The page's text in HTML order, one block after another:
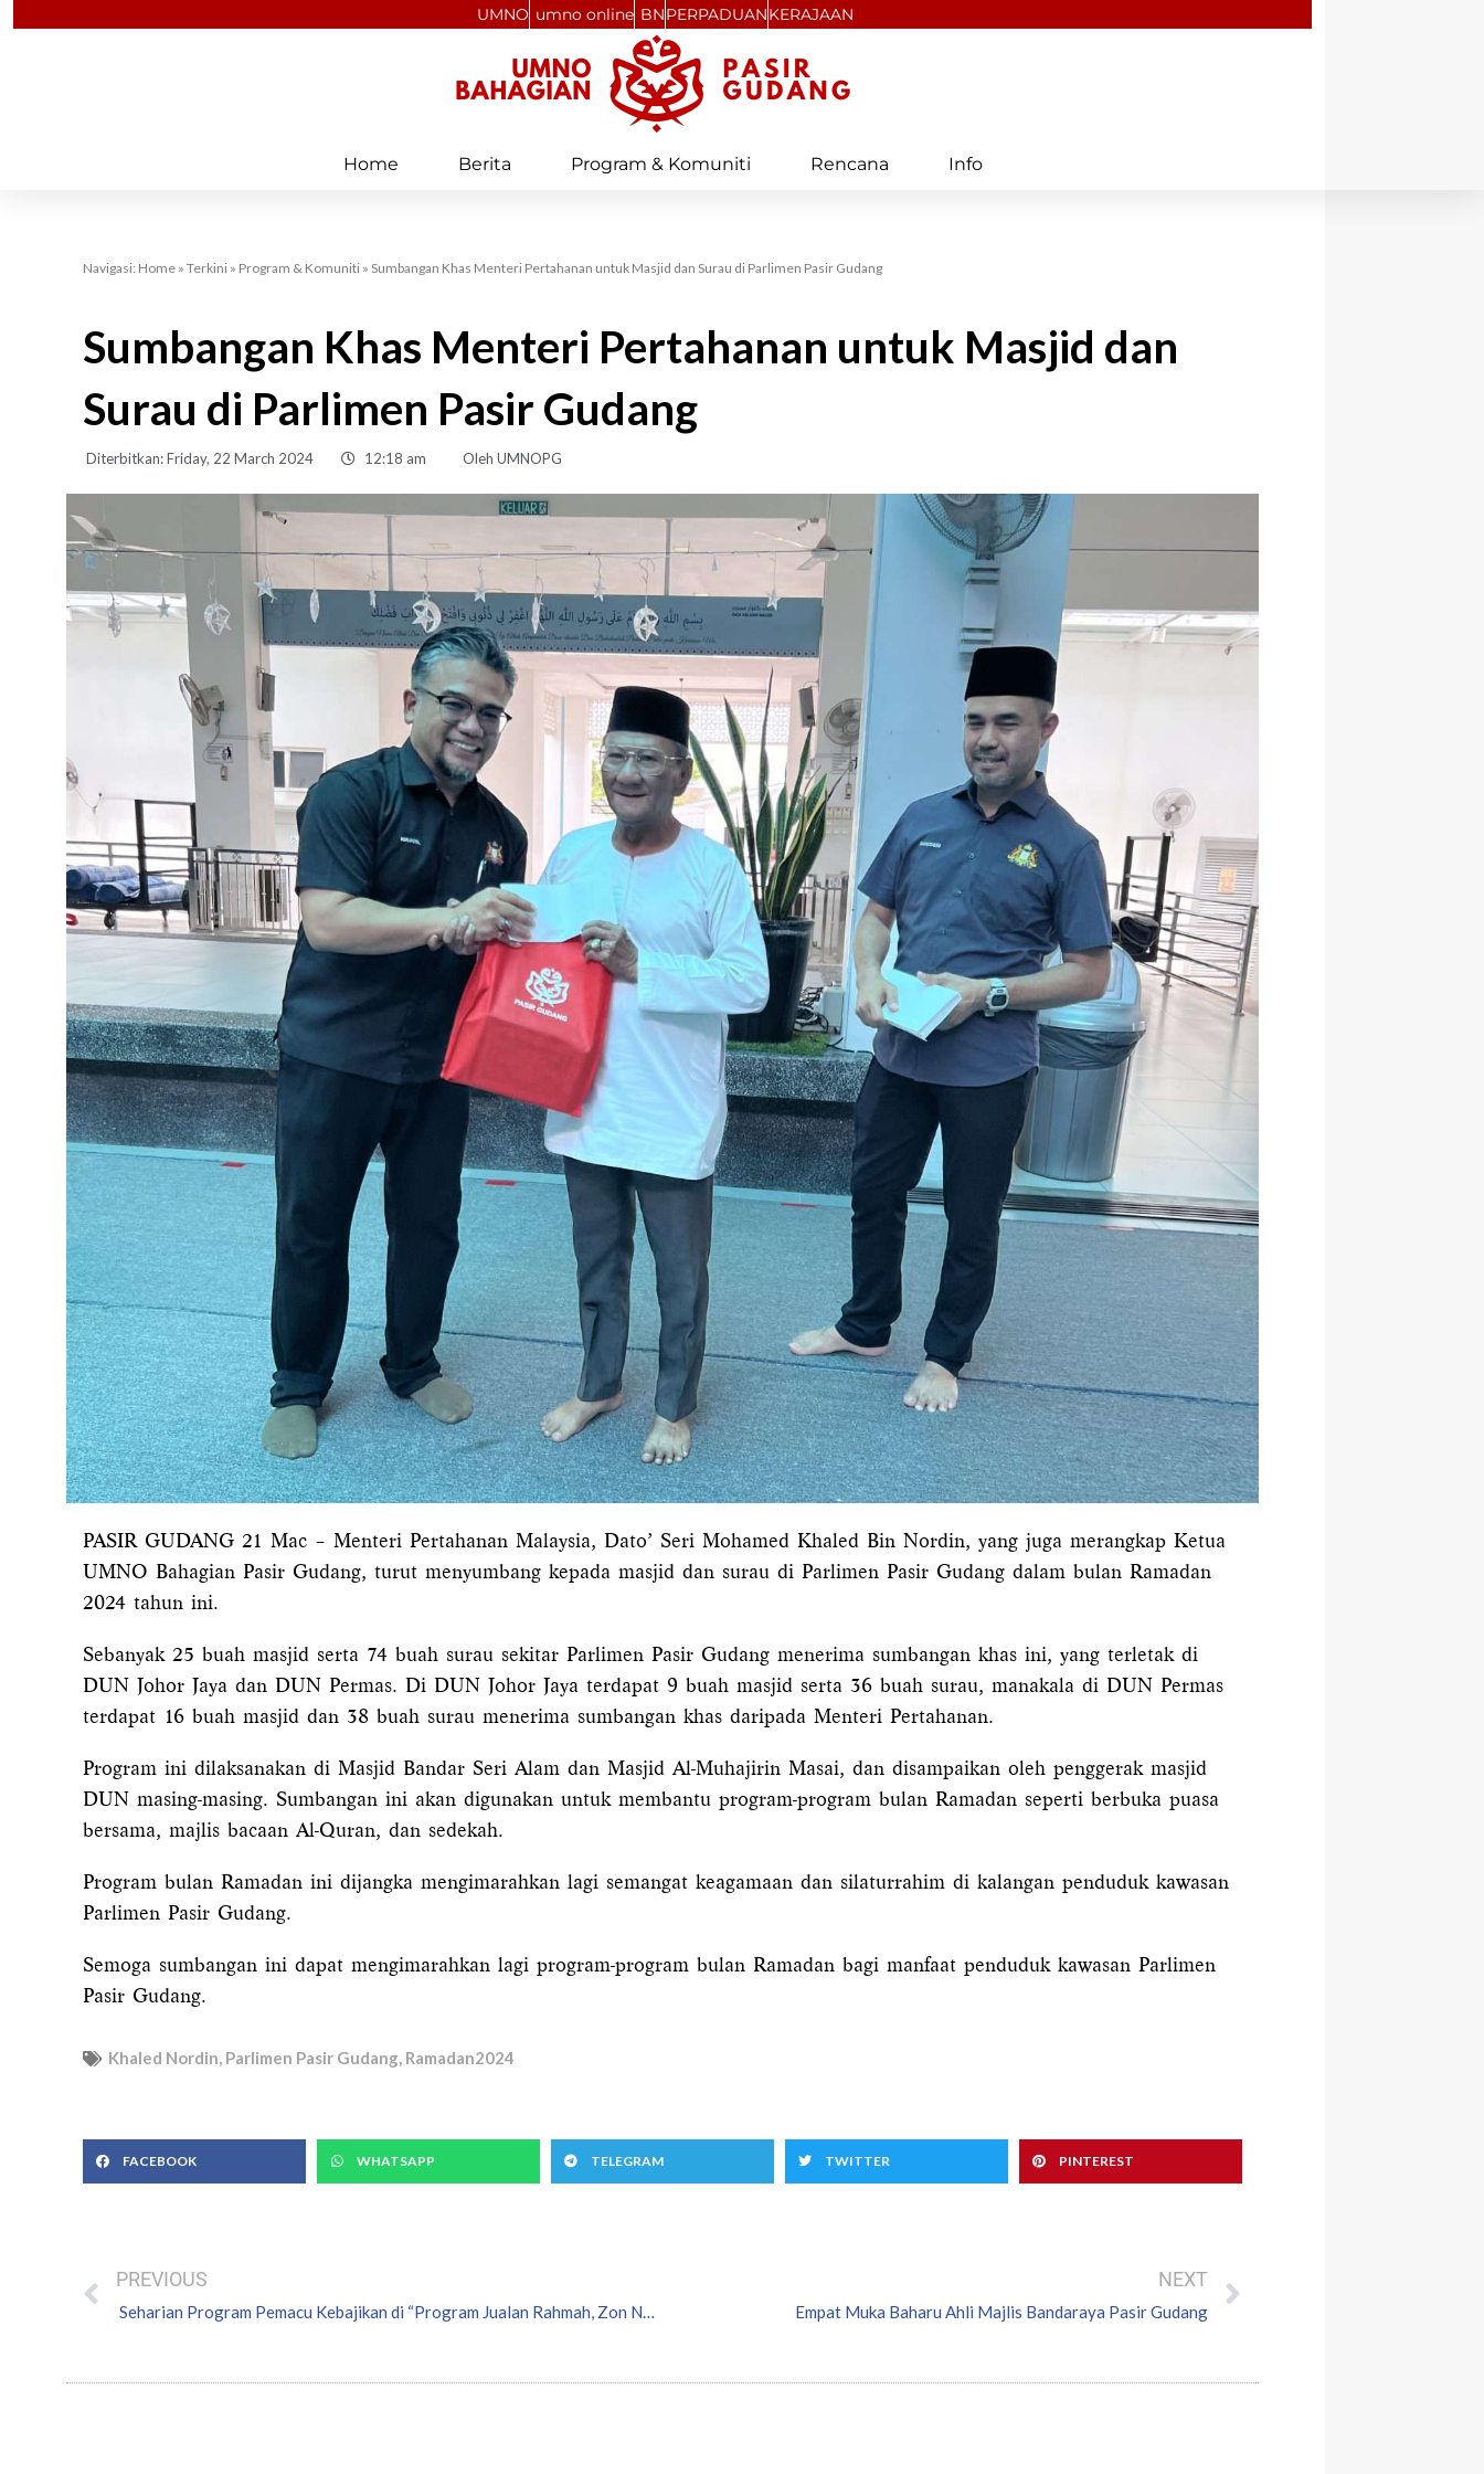
UMNO umno online BNPERPADUANKERAJAAN
Home Berita Program & Komuniti Rencana Info
Navigasi: Home » Terkini » Program & Komuniti » Sumbangan Khas Menteri Pertahanan untuk Masjid dan Surau di Parlimen Pasir Gudang
Sumbangan Khas Menteri Pertahanan untuk Masjid dan
Surau di Parlimen Pasir Gudang
Diterbitkan:Friday, 22 March 2024 12:18 am Oleh UMNOPG
PASIR GUDANG 21 Mac – Menteri Pertahanan Malaysia, Dato’ Seri Mohamed Khaled Bin Nordin, yang juga merangkap Ketua
UMNO Bahagian Pasir Gudang, turut menyumbang kepada masjid dan surau di Parlimen Pasir Gudang dalam bulan Ramadan
2024 tahun ini.
Sebanyak 25 buah masjid serta 74 buah surau sekitar Parlimen Pasir Gudang menerima sumbangan khas ini, yang terletak di
DUN Johor Jaya dan DUN Permas. Di DUN Johor Jaya terdapat 9 buah masjid serta 36 buah surau, manakala di DUN Permas
terdapat 16 buah masjid dan 38 buah surau menerima sumbangan khas daripada Menteri Pertahanan.
Program ini dilaksanakan di Masjid Bandar Seri Alam dan Masjid Al-Muhajirin Masai, dan disampaikan oleh penggerak masjid
DUN masing-masing. Sumbangan ini akan digunakan untuk membantu program-program bulan Ramadan seperti berbuka puasa
bersama, majlis bacaan Al-Quran, dan sedekah.
Program bulan Ramadan ini dijangka mengimarahkan lagi semangat keagamaan dan silaturrahim di kalangan penduduk kawasan
Parlimen Pasir Gudang.
Semoga sumbangan ini dapat mengimarahkan lagi program-program bulan Ramadan bagi manfaat penduduk kawasan Parlimen
Pasir Gudang.
Khaled Nordin, Parlimen Pasir Gudang, Ramadan2024
FACEBOOK WHATSAPP TELEGRAM TWITTER PINTEREST
PREVIOUS
Seharian Program Pemacu Kebajikan di “Program Jualan Rahmah, Zon Nusa Damai”
NEXT
Empat Muka Baharu Ahli Majlis Bandaraya Pasir Gudang